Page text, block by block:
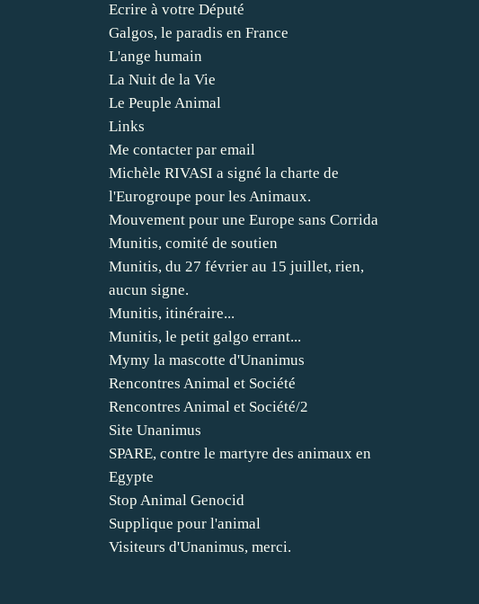
Ecrire à votre Député
Galgos, le paradis en France
L'ange humain
La Nuit de la Vie
Le Peuple Animal
Links
Me contacter par email
Michèle RIVASI a signé la charte de
l'Eurogroupe pour les Animaux.
Mouvement pour une Europe sans Corrida
Munitis, comité de soutien
Munitis, du 27 février au 15 juillet, rien,
aucun signe.
Munitis, itinéraire...
Munitis, le petit galgo errant...
Mymy la mascotte d'Unanimus
Rencontres Animal et Société
Rencontres Animal et Société/2
Site Unanimus
SPARE, contre le martyre des animaux en
Egypte
Stop Animal Genocid
Supplique pour l'animal
Visiteurs d'Unanimus, merci.